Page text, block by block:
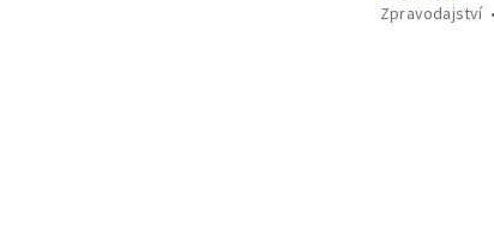
Zpravodajství